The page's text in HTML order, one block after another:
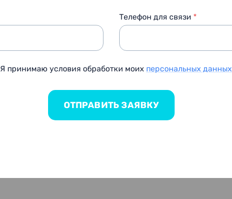
Телефон для связи *
Я принимаю условия обработки моих персональных данных
ОТПРАВИТЬ ЗАЯВКУ